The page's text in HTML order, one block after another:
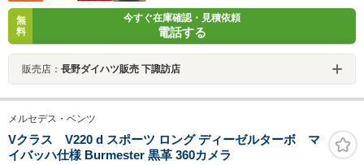
無
料
今すぐ在庫確認・見積依頼
電話する
販売店： 長野ダイハツ販売 下諏訪店
メルセデス・ベンツ
Vクラス V220 d スポーツ ロング ディーゼルターボ マ
イバッハ仕様 Burmester 黒革 360カメラ